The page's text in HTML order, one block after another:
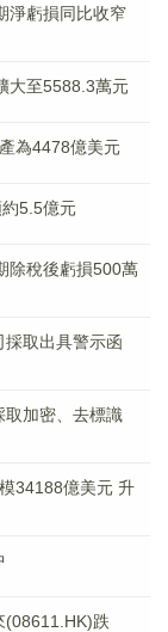
淨虧損同比收窄
大至5588.3萬元
為4478億美元
5.5億元
除稅後虧損500萬
取出具警示函
取加密、去標識
34188億美元 升
(08611.HK)跌